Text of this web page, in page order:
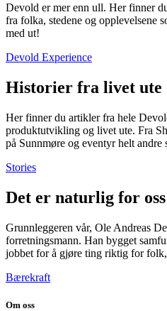
Devold er mer enn ull. Her finner
fra folka, stedene og opplevelsene
med ut!
Devold Experience
Historier fra livet ute
Her finner du artikler fra hele
produktutvikling og livet ute. Fra
på Sunnmøre og eventyr helt andre
Stories
Det er naturlig for oss
Grunnleggeren vår, Ole Andreas
forretningsmann. Han bygget
jobbet for å gjøre ting riktig for
Bærekraft
Om oss